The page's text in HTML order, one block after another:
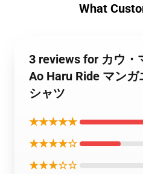
What
3 reviews for カウ・
Ao Haru Ride マン
シャツ
★★★★★
★★★★☆
★★★☆☆